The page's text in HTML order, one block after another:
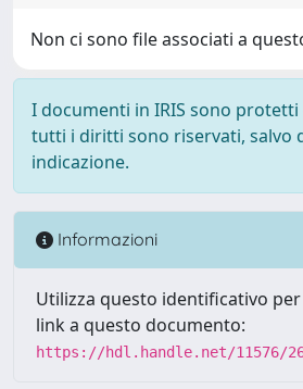
Non ci sono file associati a
I documenti in IRIS sono
tutti i diritti sono riservati, salvo
indicazione.
Informazioni
Utilizza questo identificativo
link a questo documento:
https://hdl.handle.net/11576/